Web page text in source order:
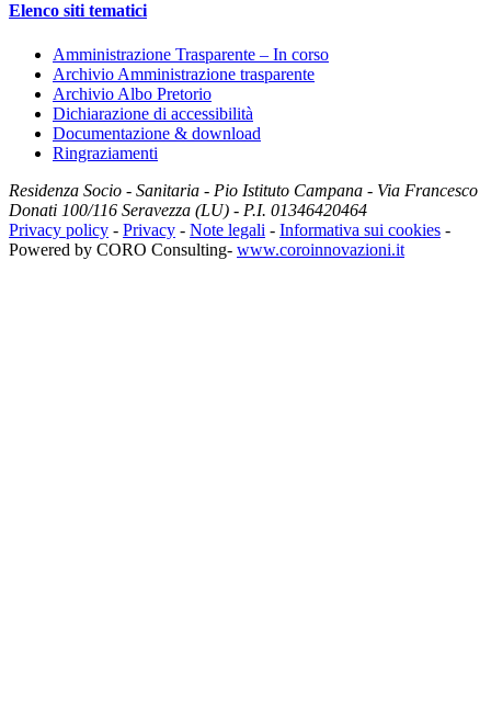
Elenco siti tematici
Amministrazione Trasparente – In corso
Archivio Amministrazione trasparente
Archivio Albo Pretorio
Dichiarazione di accessibilità
Documentazione & download
Ringraziamenti
Residenza Socio - Sanitaria - Pio Istituto Campana - Via Francesco
Donati 100/116 Seravezza (LU) - P.I. 01346420464
Privacy policy - Privacy - Note legali - Informativa sui cookies -
Powered by CORO Consulting- www.coroinnovazioni.it